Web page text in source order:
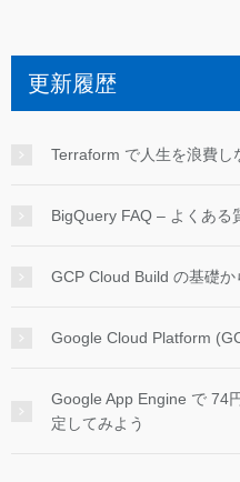
更新履歴
Terraform で人生を浪費し
BigQuery FAQ – よくある
GCP Cloud Build の基礎
Google Cloud Platform
Google App Engine で 74
定してみよう